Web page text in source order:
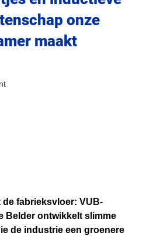
onze
maakt
fabrieksvloer: VUB-
Belder ontwikkelt slimme
de industrie een groenere